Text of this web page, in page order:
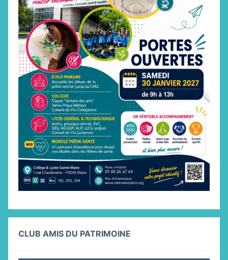
CLUB AMIS DU PATRIMOINE